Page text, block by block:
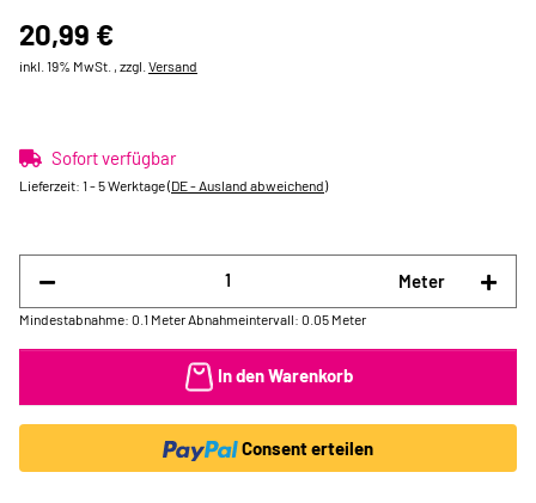
20,99 €
inkl. 19% MwSt. , zzgl. Versand
Sofort verfügbar
Lieferzeit: 1 - 5 Werktage(DE - Ausland abweichend)
Meter
Mindestabnahme: 0.1 Meter Abnahmeintervall: 0.05 Meter
In den Warenkorb
Consent erteilen